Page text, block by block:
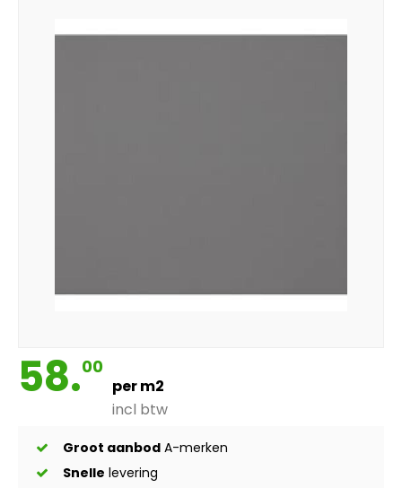
58.00
per m2
incl btw
Groot aanbod A-merken
Snelle levering